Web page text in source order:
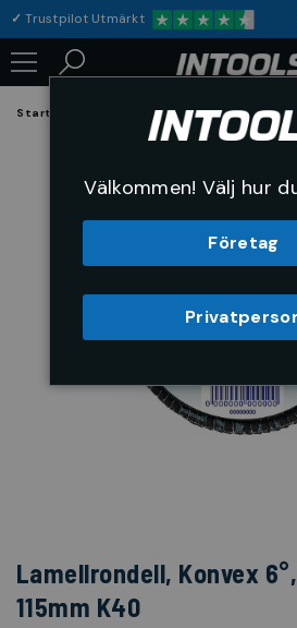
✓Trustpilot Utmärkt
Startsida Förbrukning & Maskintillbehör
Lamellrondell, Konvex
115mm K40
Välkommen! Välj hur
Företag